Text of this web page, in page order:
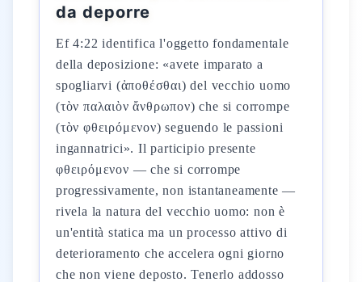
da deporre
Ef 4:22 identifica l'oggetto fondamentale
della deposizione: «avete imparato a
spogliarvi (ἀποθέσθαι) del vecchio uomo
(τὸν παλαιὸν ἄνθρωπον) che si corrompe
(τὸν φθειρόμενον) seguendo le passioni
ingannatrici». Il participio presente
φθειρόμενον — che si corrompe
progressivamente, non istantaneamente —
rivela la natura del vecchio uomo: non è
un'entità statica ma un processo attivo di
deterioramento che accelera ogni giorno
che non viene deposto. Tenerlo addosso